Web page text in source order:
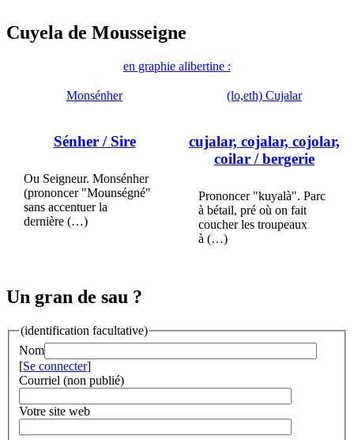
Cuyela de Mousseigne
en graphie alibertine :
Monsénher
Sénher/ Sire
Ou Seigneur. Monsénher
(prononcer "Mounségné"
sans accentuer la
dernière (…)
(lo,eth) Cujalar
cujalar, cojalar, cojolar,
coilar / bergerie
Prononcer "kuyalà". Parc
à bétail, pré où on fait
coucher les troupeaux
à (…)
Un gran de sau ?
(identification facultative)
Nom
[Se connecter]
Courriel (non publié)
Votre site web